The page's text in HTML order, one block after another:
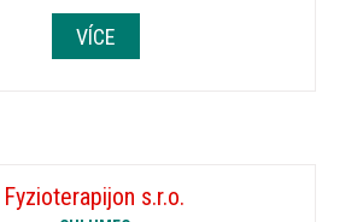
VÍCE
Fyzioterapijon s.r.o.